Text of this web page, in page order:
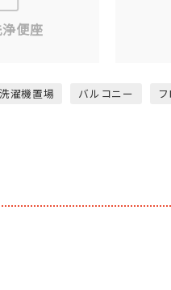
便座
濯機置場 バルコニー